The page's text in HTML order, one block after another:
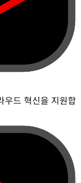
우드 혁신을 지원합